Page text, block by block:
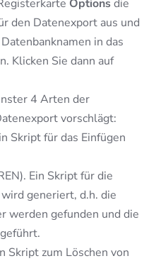
Optionsdie
den Datenexport aus und
in das
Klicken Sie dann auf
4 Arten der
vorschlägt:
Skript für das Einfügen
Ein Skript für die
generiert, d.h. die
werden gefunden und die
Skript zum Löschen von